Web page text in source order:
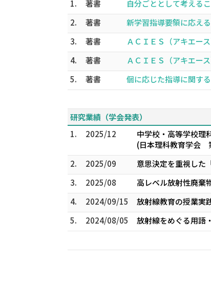
1.
著書
自分ごととして考える
2.
著書
新学習指導要領に応え
3.
著書
ＡＣＩＥＳ（アキエー
4.
著書
ＡＣＩＥＳ（アキエー
5.
著書
個に応じた指導に関す
研究業績（学会発表）
1.
2025/12
中学校・高等学校理
(日本理科教育学会
2.
2025/09
意思決定を重視した
3.
2025/08
高レベル放射性廃
4.
2024/09/15
放射線教育の授業実
5.
2024/08/05
放射線をめぐる用語